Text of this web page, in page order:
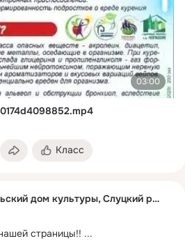
03:00
Класс
ТАНЕЖИЦКИЙ сельский дом культуры, Слуцкий район
страницы!! ...